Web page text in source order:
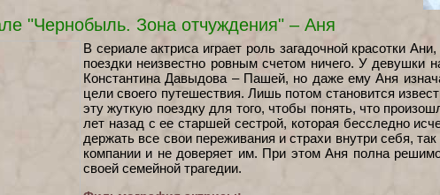
"Чернобыль. Зона отчуждения" – Аня
В сериале актриса играет роль загадочной красотки
поездки неизвестно ровным счетом ничего. У девушки
Константина Давыдова – Пашей, но даже ему Аня
цели своего путешествия. Лишь потом становится
эту жуткую поездку для того, чтобы понять, что
лет назад с ее старшей сестрой, которая бесследно
держать все свои переживания и страхи внутри себя, так
компании и не доверяет им. При этом Аня полна
своей семейной трагедии.